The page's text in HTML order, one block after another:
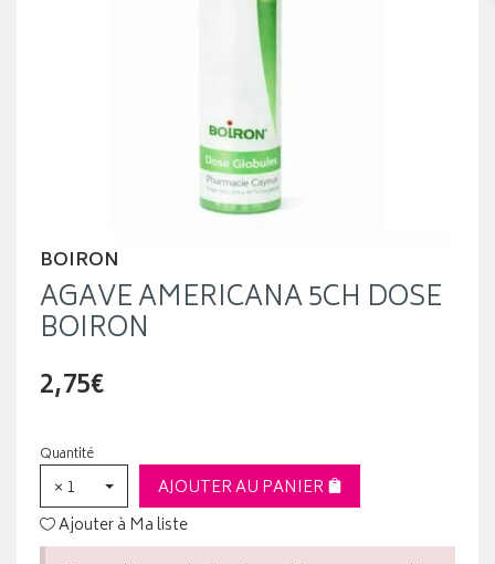
BOIRON
AGAVE AMERICANA 5CH DOSE
BOIRON
2,75€
Quantité
× 1
AJOUTER AU PANIER
Ajouter à Ma liste